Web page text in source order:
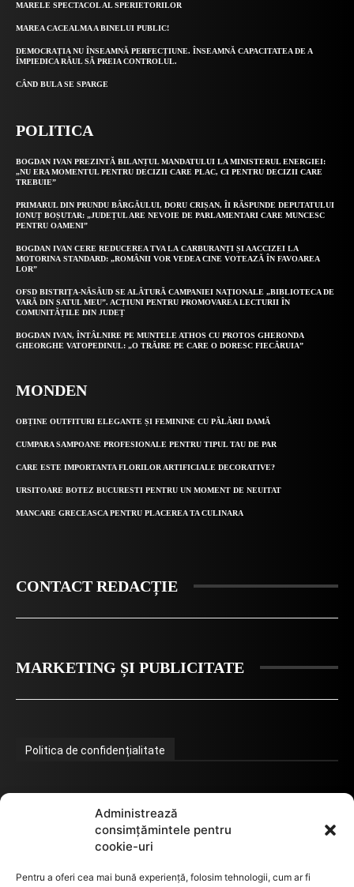
Administrează
consimțămintele pentru
cookie-uri
Pentru a oferi cea mai bună experiență, folosim tehnologii, cum ar fi
MARELE SPECTACOL AL SPERIETORILOR
MAREA CACEALMA A BINELUI PUBLIC!
DEMOCRAȚIA NU ÎNSEAMNĂ PERFECȚIUNE. ÎNSEAMNĂ CAPACITATEA DE A
ÎMPIEDICA RĂUL SĂ PREIA CONTROLUL.
CÂND BULA SE SPARGE
POLITICA
BOGDAN IVAN PREZINTĂ BILANȚUL MANDATULUI LA MINISTERUL ENERGIEI:
„NU ERA MOMENTUL PENTRU DECIZII CARE PLAC, CI PENTRU DECIZII CARE
TREBUIE”
PRIMARUL DIN PRUNDU BÂRGĂULUI, DORU CRIȘAN, ÎI RĂSPUNDE DEPUTATULUI
IONUȚ BOȘUTAR: „JUDEȚUL ARE NEVOIE DE PARLAMENTARI CARE MUNCESC
PENTRU OAMENI”
BOGDAN IVAN CERE REDUCEREA TVA LA CARBURANȚI ȘI AACCIZEI LA
MOTORINA STANDARD: „ROMÂNII VOR VEDEA CINE VOTEAZĂ ÎN FAVOAREA
LOR”
OFSD BISTRIȚA-NĂSĂUD SE ALĂTURĂ CAMPANIEI NAȚIONALE „BIBLIOTECA DE
VARĂ DIN SATUL MEU”. ACȚIUNI PENTRU PROMOVAREA LECTURII ÎN
COMUNITĂȚILE DIN JUDEȚ
BOGDAN IVAN, ÎNTÂLNIRE PE MUNTELE ATHOS CU PROTOS GHERONDA
GHEORGHE VATOPEDINUL: „O TRĂIRE PE CARE O DORESC FIECĂRUIA”
MONDEN
OBȚINE OUTFITURI ELEGANTE ȘI FEMININE CU PĂLĂRII DAMĂ
CUMPARA SAMPOANE PROFESIONALE PENTRU TIPUL TAU DE PAR
CARE ESTE IMPORTANTA FLORILOR ARTIFICIALE DECORATIVE?
URSITOARE BOTEZ BUCURESTI PENTRU UN MOMENT DE NEUITAT
MANCARE GRECEASCA PENTRU PLACEREA TA CULINARA
CONTACT REDACȚIE
MARKETING ȘI PUBLICITATE
Politica de confidențialitate
Termeni de utilizare